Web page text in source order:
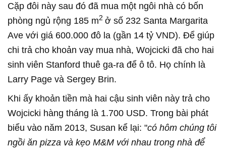
Cặp đôi này sau đó đã mua một ngôi nhà có bốn
phòng ngủ rộng 185 m2 ở số 232 Santa Margarita
Ave với giá 600.000 đô la (gần 14 tỷ VND). Để giúp
chi trả cho khoản vay mua nhà, Wojcicki đã cho hai
sinh viên Stanford thuê ga-ra để ô tô. Họ chính là
Larry Page và Sergey Brin.
Khi ấy khoản tiền mà hai cậu sinh viên này trả cho
Wojcicki hàng tháng là 1.700 USD. Trong bài phát
biểu vào năm 2013, Susan kể lại: "có hôm chúng tôi
ngồi ăn pizza và kẹo M&M với nhau trong nhà để